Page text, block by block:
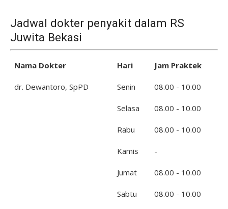
Jadwal dokter penyakit dalam RS
Juwita Bekasi
Nama Dokter Hari Jam Praktek
dr. Dewantoro, SpPD Senin 08.00 - 10.00
Selasa 08.00 - 10.00
Rabu 08.00 - 10.00
Kamis -
Jumat 08.00 - 10.00
Sabtu 08.00 - 10.00